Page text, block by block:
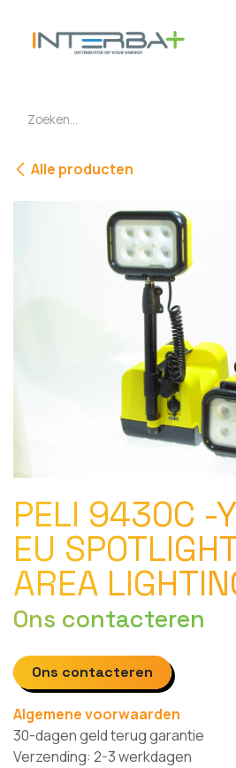
Alle producten
PELI 9430C -
EU
AREA
Ons contacteren
Ons contacteren
Algemene voorwaarden
30-dagen geld terug garantie
Verzending: 2-3 werkdagen